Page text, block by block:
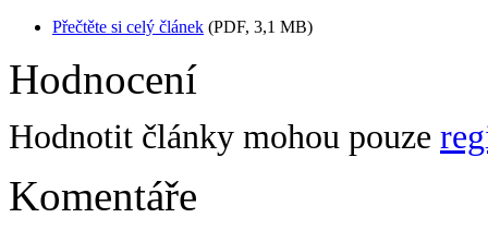
Přečtěte si celý článek (PDF, 3,1 MB)
Hodnocení
Hodnotit články mohou pouze
Komentáře